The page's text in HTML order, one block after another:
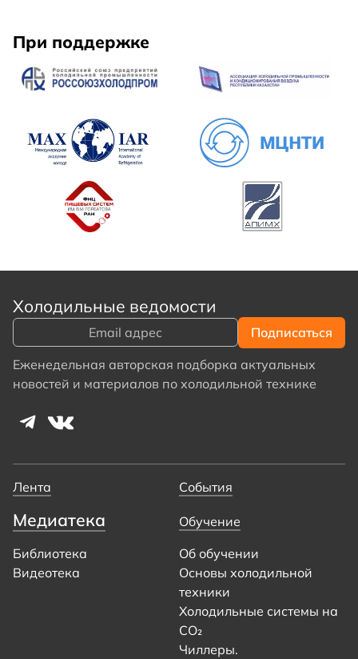
При поддержке
Холодильные ведомости
Еженедельная авторская подборка актуальных
новостей и материалов по холодильной технике
Лента События
Медиатека
Библиотека
Видеотека
Обучение
Об обучении
Основы холодильной
техники
Холодильные системы на
CO₂
Чиллеры.